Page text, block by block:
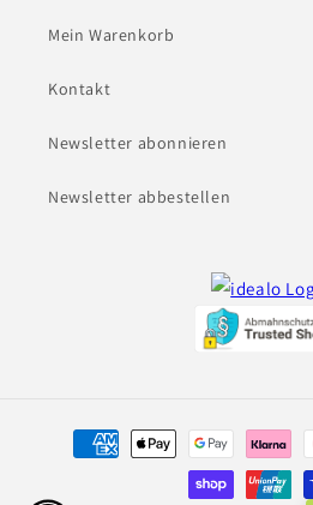
Mein Warenkorb
Kontakt
Newsletter abonnieren
Newsletter abbestellen
Zahlungsmethoden